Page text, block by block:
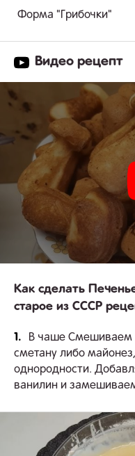
Форма "Грибочки"
Видео рецепт
Как сделать
старое из СССР
1.
В чаше Смешиваем
сметану либо
однородности.
ванилин и